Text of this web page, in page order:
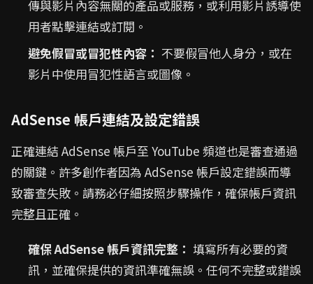
傳與影片內容無關的產品或服務，或利用影片誘導使
用者點擊連結或訂閱。
避免假冒或冒犯性內容： 不要假冒他人身分，或在
影片中使用冒犯性語言或圖像。
AdSense 帳戶連結及設定錯誤
正確連結 AdSense 帳戶至 YouTube 頻道也是審查通過
的關鍵。許多創作者因為 AdSense 帳戶設定錯誤而導
致審查失敗。請務必仔細按照步驟操作，確保帳戶資訊
完整且正確。
確保 AdSense 帳戶資訊完整： 填寫所有必要的資
訊，並確保提供的資訊準確無誤。任何不完整或錯誤